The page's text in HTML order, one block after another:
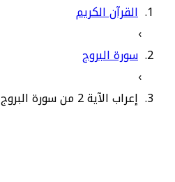
القرآن الكريم
›
سورة البروج
›
إعراب الآية 2 من سورة البروج